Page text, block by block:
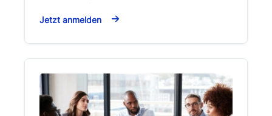
Jetzt anmelden